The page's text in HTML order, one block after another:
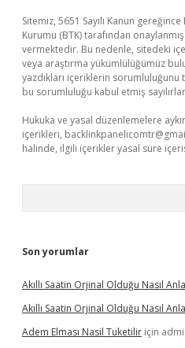
Sitemiz, 5651 Sayılı Kanun
Kurumu (BTK) tarafından
vermektedir. Bu nedenle, sitedeki
veya araştırma yükümlülüğümüz
yazdıkları içeriklerin
bu sorumluluğu kabul etmiş
Hukuka ve yasal düzenlemelere
içerikleri,
halinde, ilgili içerikler yasal süre
Son yorumlar
Akıllı Saatin Orjinal Olduğu Nasıl
Akıllı Saatin Orjinal Olduğu Nasıl
Adem Elması Nasil Tuketilir için